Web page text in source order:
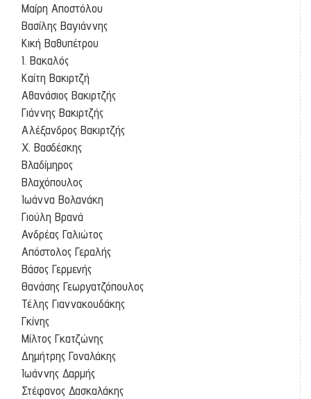
Μαίρη Αποστόλου
Βασίλης Βαγιάννης
Κική Βαθυπέτρου
Ι. Βακαλός
Καίτη Βακιρτζή
Αθανάσιος Βακιρτζής
Γιάννης Βακιρτζής
Αλέξανδρος Βακιρτζής
Χ. Βασδέσκης
Βλαδίμηρος
Βλαχόπουλος
Ιωάννα Βολανάκη
Γιούλη Βρανά
Ανδρέας Γαλιώτος
Απόστολος Γεραλής
Βάσος Γερμενής
Θανάσης Γεωργατζόπουλος
Τέλης Γιαννακουδάκης
Γκίνης
Μίλτος Γκατζώνης
Δημήτρης Γοναλάκης
Ιωάννης Δαρμής
Στέφανος Δασκαλάκης